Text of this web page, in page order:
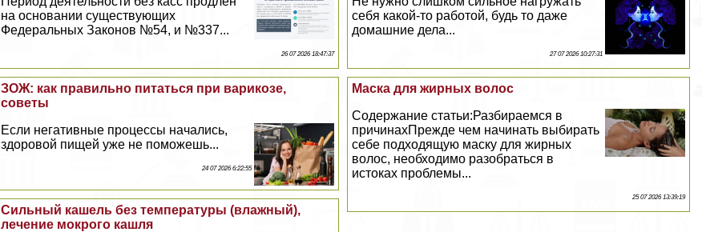
себя какой-то работой, будь то даже
домашние дела...
27 07 2026 10:27:31
на основании существующих
Федеральных Законов №54, и №337...
26 07 2026 18:47:37
Маска для жирных волос
Содержание статьи:Разбираемся в
причинахПрежде чем начинать выбирать
себе подходящую маску для жирных
волос, необходимо разобраться в
истоках проблемы...
25 07 2026 13:39:19
ЗОЖ: как правильно питаться при варикозе,
советы
Если негативные процессы начались,
здоровой пищей уже не поможешь...
24 07 2026 6:22:55
Сильный кашель без температуры (влажный),
лечение мокрого кашля